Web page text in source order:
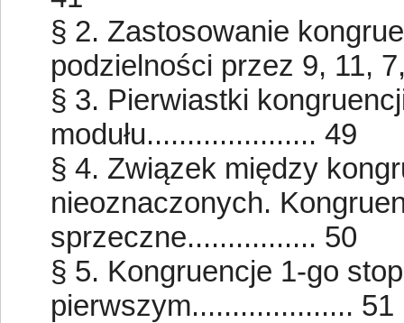
§ 2. Zastosowanie
podzielności przez 9, 11,
§ 3. Pierwiastki
modułu..................... 49
§ 4. Związek między
nieoznaczonych.
sprzeczne................ 50
§ 5. Kongruencje 1-go
pierwszym.................... 51